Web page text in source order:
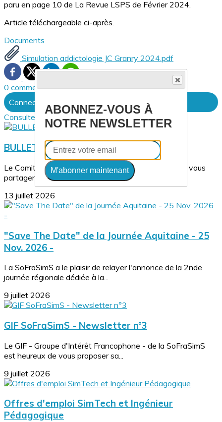
paru en page 10 de La Revue LSPS de Février 2024.
Article téléchargeable ci-après.
Documents
Simulation addictologie JC Granry 2024.pdf
0 commentaire(s)
Connectez-vous pour laisser un commentaire
Consultez également
BULLETIN PÉDAGOGIQUE N°23
Le Comité Pédagogie de la SoFraSimS a le plaisir de vous
partager le Bulletin Pédagogique n°23...
13 juillet 2026
"Save The Date" de la Journée Aquitaine - 25
Nov. 2026 -
La SoFraSimS a le plaisir de relayer l'annonce de la 2nde
journée régionale dédiée à la...
9 juillet 2026
GIF SoFraSimS - Newsletter n°3
Le GIF - Groupe d'Intérêt Francophone - de la SoFraSimS
est heureux de vous proposer sa...
9 juillet 2026
Offres d'emploi SimTech et Ingénieur
Pédagogique
ABONNEZ-VOUS À
NOTRE NEWSLETTER
M'abonner maintenant